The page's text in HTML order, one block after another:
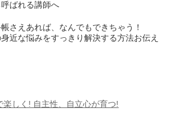
ばれる講師へ
さえあれば、なんでもできちゃう！
近な悩みをすっきり解決する方法お伝え
楽しく! 自主性、自立心が育つ!